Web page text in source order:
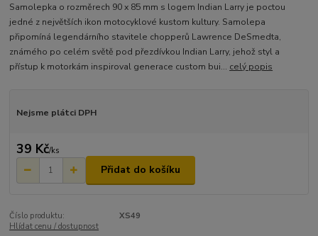
Samolepka o rozměrech 90 x 85 mm s logem Indian Larry je poctou
jedné z největších ikon motocyklové kustom kultury. Samolepa
připomíná legendárního stavitele chopperů Lawrence DeSmedta,
známého po celém světě pod přezdívkou Indian Larry, jehož styl a
přístup k motorkám inspiroval generace custom bui... celý popis
Nejsme plátci DPH
39 Kč/ks
Přidat do košíku
Číslo produktu:
XS49
Hlídat cenu / dostupnost